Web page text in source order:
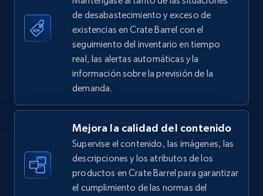
price, Final price, Discount percent, and more.
668+ Comenzar ahora
Amazon sellers info
Seller id, URL, Seller name, Description, Detailed
info, Stars, Feedbacks, Return policy, and more.
2.5K+
de desabastecimiento y exceso de
existencias en Crate Barrel con el
seguimiento del inventario en tiempo
real, las alertas automáticas y la
información sobre la previsión de la
demanda.
Mejora la calidad del contenido
Supervise el contenido, las imágenes, las
descripciones y los atributos de los
productos en Crate Barrel para garantizar
el cumplimiento de las normas del